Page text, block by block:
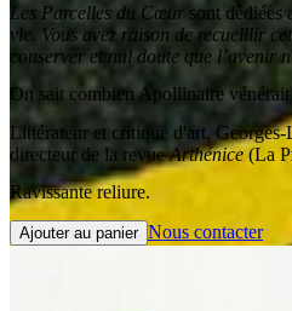
Les Parcelles du Cœur sont dédiées
vie. Vous avez raison de recueillir
conserver et nul doute que l’avenir
On sait combien Apollinaire
Littérateur et critique d'art,
directeur de la revueArthénice(La
Ravissante reliure.
Ajouter au panier Nous contacter